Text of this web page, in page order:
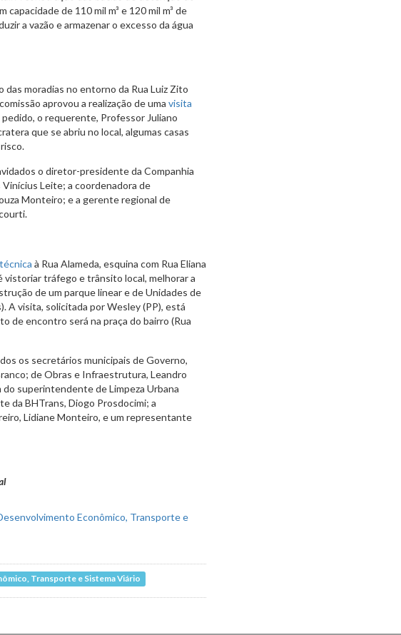
de 110 mil m³ e 120 mil m³ de
a vazão e armazenar o excesso da água
moradias no entorno da Rua Luiz Zito
aprovou a realização de uma visita
pedido, o requerente, Professor Juliano
que se abriu no local, algumas casas
o diretor-presidente da Companhia
Vinícius Leite; a coordenadora de
Monteiro; e a gerente regional de
à Rua Alameda, esquina com Rua Eliana
vistoriar tráfego e trânsito local, melhorar a
de um parque linear e de Unidades de
A visita, solicitada por Wesley (PP), está
de encontro será na praça do bairro (Rua
os secretários municipais de Governo,
de Obras e Infraestrutura, Leandro
do superintendente de Limpeza Urbana
da BHTrans, Diogo Prosdocimi; a
Lidiane Monteiro, e um representante
Transporte e Sistema Viário